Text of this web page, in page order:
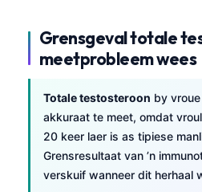
Grensgeval totale
meetprobleem wees
Totale testosteroon by
akkuraat te meet, omdat
20 keer laer is as tipiese
Grensresultaat van ’n
verskuif wanneer dit herhaal